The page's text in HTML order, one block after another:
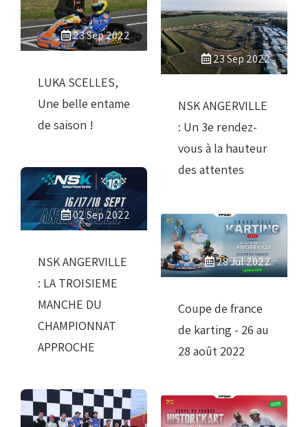
23 Sep 2022
LUKA SCELLES,
Une belle entame
de saison !
23 Sep 2022
NSK ANGERVILLE
: Un 3e rendez-
vous à la hauteur
des attentes
02 Sep 2022
NSK ANGERVILLE
: LA TROISIEME
MANCHE DU
CHAMPIONNAT
APPROCHE
28 Jul 2022
Coupe de france
de karting - 26 au
28 août 2022